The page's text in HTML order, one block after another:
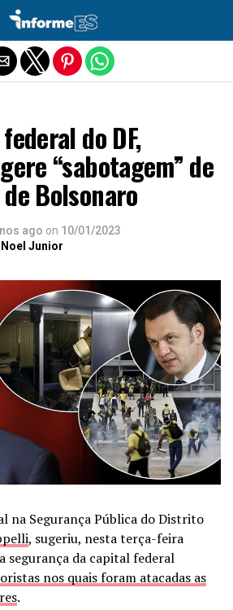
do DF,
“sabotagem” de
Bolsonaro
ago on 10/01/2023
Junior
na Segurança Pública do Distrito
, sugeriu, nesta terça-feira
segurança da capital federal
nos quais foram atacadas as
.
da versão mobile